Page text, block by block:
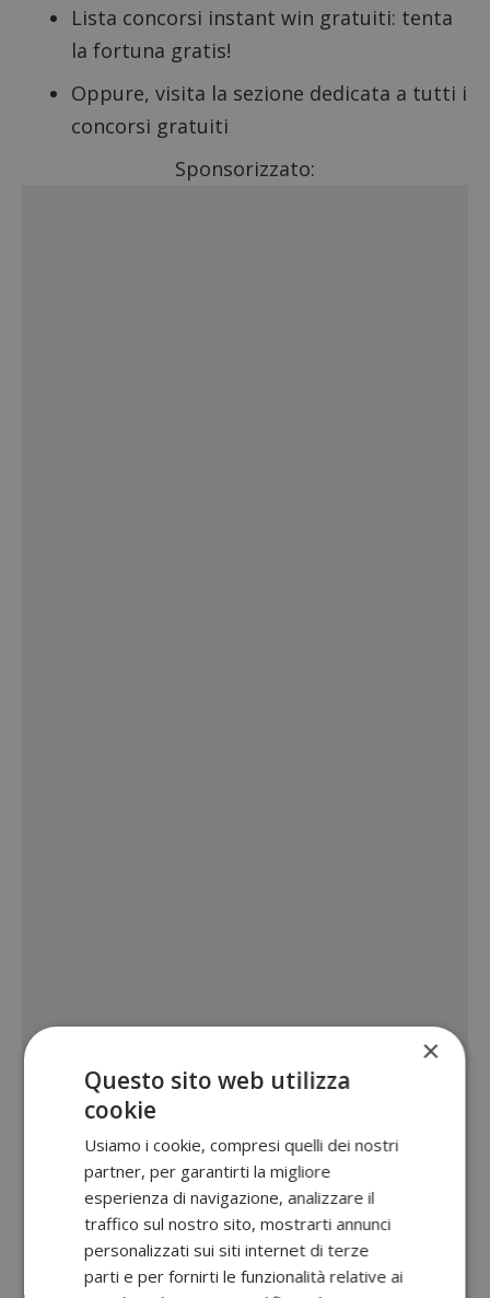
Lista concorsi instant win gratuiti: tenta
la fortuna gratis!
Oppure, visita la sezione dedicata a tutti i
concorsi gratuiti
Sponsorizzato:
×
Questo sito web utilizza
cookie
Usiamo i cookie, compresi quelli dei nostri
partner, per garantirti la migliore
esperienza di navigazione, analizzare il
traffico sul nostro sito, mostrarti annunci
personalizzati sui siti internet di terze
parti e per fornirti le funzionalità relative ai